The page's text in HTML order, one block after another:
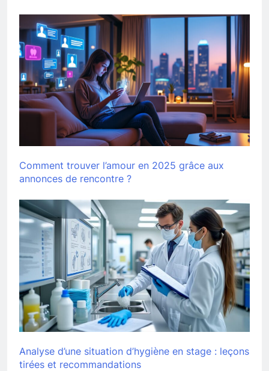
Comment trouver l’amour en 2025 grâce aux
annonces de rencontre ?
Analyse d’une situation d’hygiène en stage : leçons
tirées et recommandations